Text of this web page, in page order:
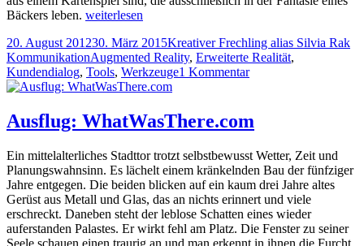
Bäckers leben. Erweiterte
weiterlesen
Veröffentlicht
am
20. August 201230. März 2015Autor
Kreativer Frechling alias Silvia Rak
KommunikationTags
Augmented Reality, Erweiterte Realität,
Kundendialog, Tools, Werkzeuge1 Kommentarzu
Ausflug: WhatWasThere.com
Ein mittelalterliches Stadttor trotzt selbstbewusst Wetter, Zeit und
Planungswahnsinn. Es lächelt einem kränkelnden Bau der fünfziger
Jahre entgegen. Die beiden blicken auf ein kaum drei Jahre altes
Gerüst aus Metall und Glas, das an nichts erinnert und viele
erschreckt. Daneben steht der leblose Schatten eines wieder
auferstanden Palastes. Er wirkt fehl am Platz. Die Fenster zu seiner
Seele schauen einen traurig an und man erkennt in ihnen die Furcht